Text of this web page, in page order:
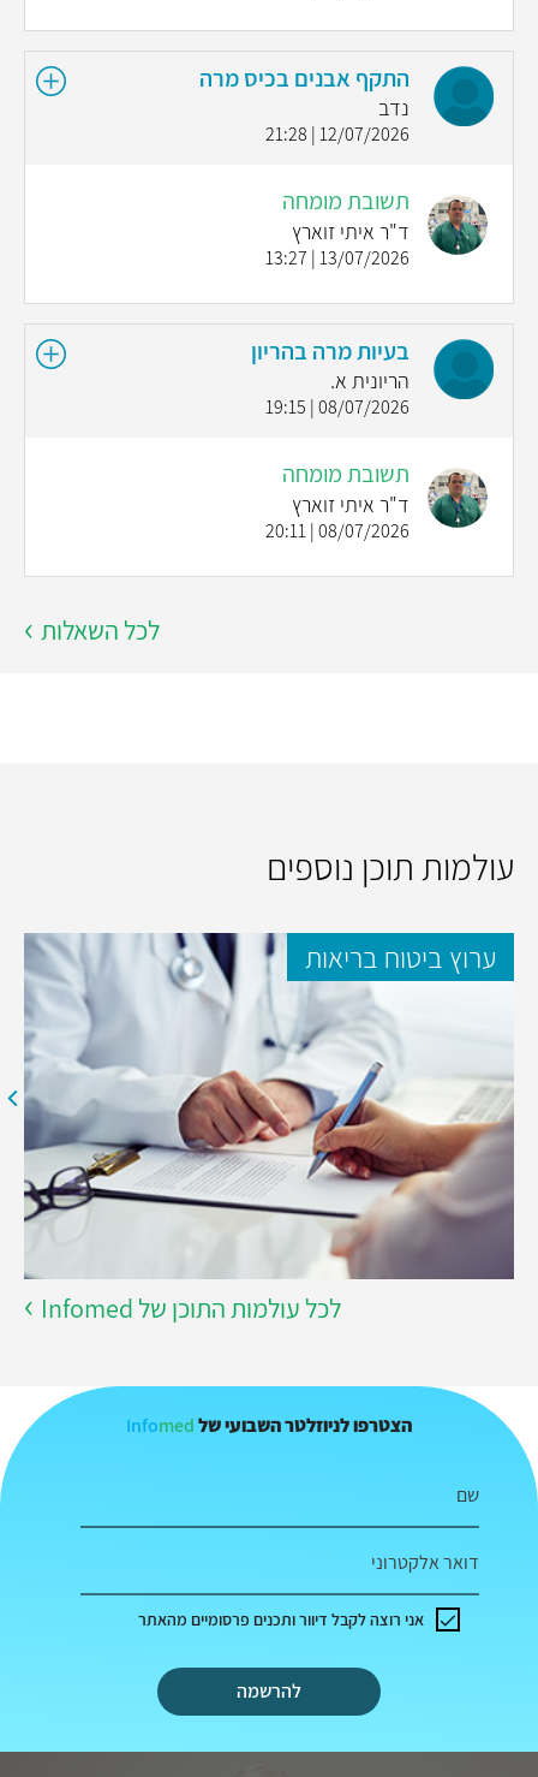
התקף אבנים בכיס מרה
נדב
12/07/2026 | 21:28
תשובת מומחה
ד"ר איתי זוארץ
13/07/2026 | 13:27
בעיות מרה בהריון
הריונית א.
08/07/2026 | 19:15
תשובת מומחה
ד"ר איתי זוארץ
08/07/2026 | 20:11
לכל השאלות
עולמות תוכן נוספים
ערוץ ביטוח בריאות
לכל עולמות התוכן של Infomed
הצטרפו לניוזלטר השבועי של Infomed
שם
דואר אלקטרוני
להרשמה
אני רוצה לקבל דיוור ותכנים פרסומיים מהאתר